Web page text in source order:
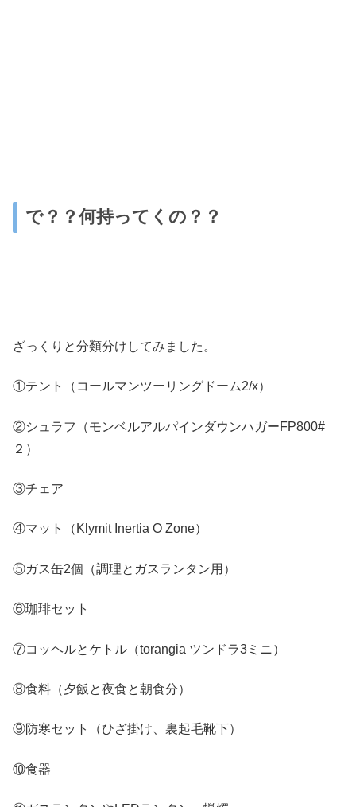
で？？何持ってくの？？
ざっくりと分類分けしてみました。
①テント（コールマンツーリングドーム2/x）
②シュラフ（モンベルアルパインダウンハガーFP800#
２）
③チェア
④マット（ Klymit Inertia O Zone）
⑤ガス缶2個（調理とガスランタン用）
⑥珈琲セット
⑦コッヘルとケトル（torangia ツンドラ3ミニ）
⑧食料（夕飯と夜食と朝食分）
⑨防寒セット（ひざ掛け、裏起毛靴下）
⑩食器